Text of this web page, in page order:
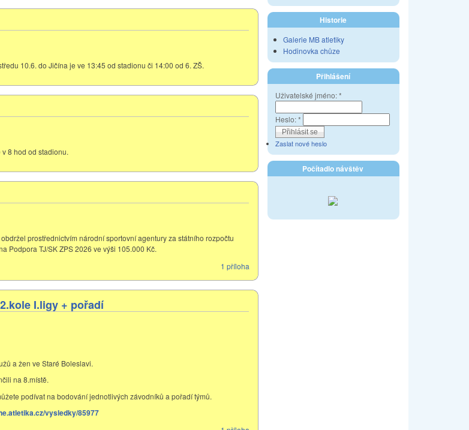
10.6. do Jičína je ve 13:45 od stadionu či 14:00 od 6. ZŠ.
8 hod od stadionu.
prostřednictvím národní sportovní agentury za státního rozpočtu
Podpora TJ/SK ZPS 2026 ve výši 105.000 Kč.
1 příloha
I.ligy + pořadí
a žen ve Staré Boleslavi.
na 8.místě.
podívat na bodování jednotlivých závodníků a pořadí týmů.
vysledky/85977
Historie
Galerie MB atletiky
Hodinovka chůze
Přihlášení
Uživatelské jméno:*
Heslo:*
Zaslat nové heslo
Počítadlo návštěv